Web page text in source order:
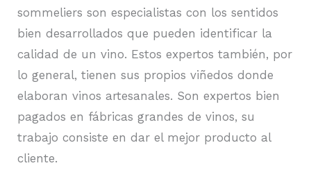
sommeliers son especialistas con los sentidos
bien desarrollados que pueden identificar la
calidad de un vino. Estos expertos también, por
lo general, tienen sus propios viñedos donde
elaboran vinos artesanales. Son expertos bien
pagados en fábricas grandes de vinos, su
trabajo consiste en dar el mejor producto al
cliente.